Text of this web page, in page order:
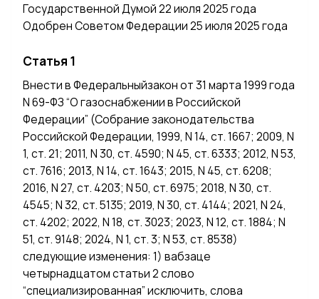
Государственной Думой 22 июля 2025 года
Одобрен Советом Федерации 25 июля 2025 года
Статья 1
Внести в Федеральныйзакон от 31 марта 1999 года
N 69-ФЗ “О газоснабжении в Российской
Федерации” (Собрание законодательства
Российской Федерации, 1999, N 14, ст. 1667; 2009, N
1, ст. 21; 2011, N 30, ст. 4590; N 45, ст. 6333; 2012, N 53,
ст. 7616; 2013, N 14, ст. 1643; 2015, N 45, ст. 6208;
2016, N 27, ст. 4203; N 50, ст. 6975; 2018, N 30, ст.
4545; N 32, ст. 5135; 2019, N 30, ст. 4144; 2021, N 24,
ст. 4202; 2022, N 18, ст. 3023; 2023, N 12, ст. 1884; N
51, ст. 9148; 2024, N 1, ст. 3; N 53, ст. 8538)
следующие изменения: 1) вабзаце
четырнадцатом статьи 2 слово
“специализированная” исключить, слова